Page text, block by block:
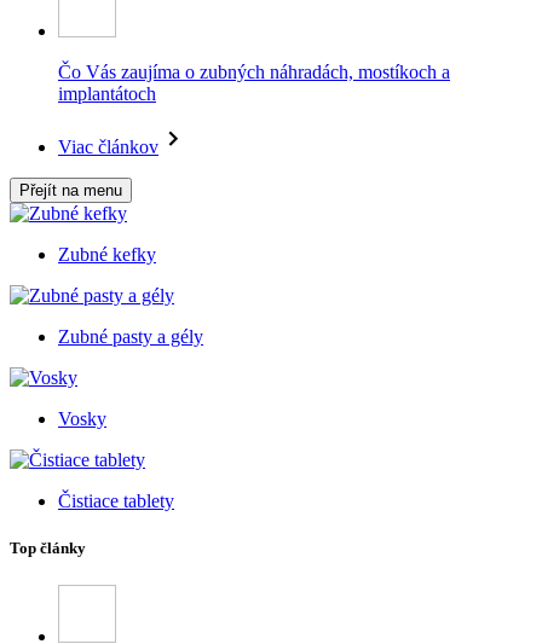
Čo Vás zaujíma o zubných náhradách, mostíkoch a
implantátoch
Viac článkov
Přejít na menu
Zubné kefky
Zubné pasty a gély
Vosky
Čistiace tablety
Top články